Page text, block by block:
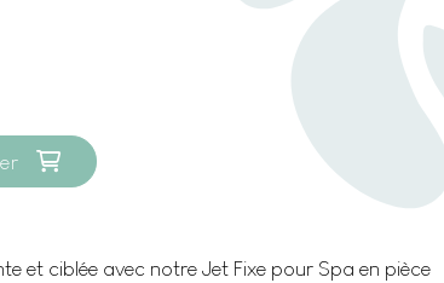
et ciblée avec notre Jet Fixe pour Spa en pièce